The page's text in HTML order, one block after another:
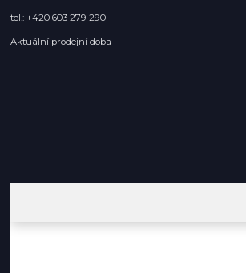
tel.: +420 603 279 290
Aktuální prodejní doba